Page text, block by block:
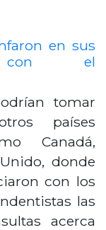
en sus
con el
tomar
países
Canadá,
donde
con los
las
acerca